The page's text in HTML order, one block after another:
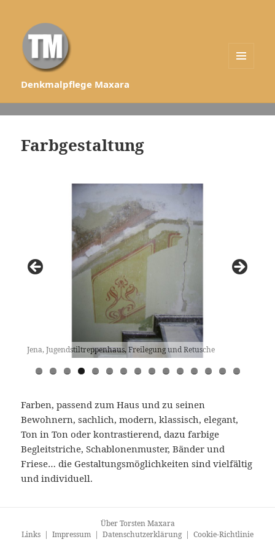
Denkmalpflege Maxara
Farbgestaltung
Jena, Jugendstiltreppenhaus, Freilegung und Retusche
Farben, passend zum Haus und zu seinen
Bewohnern, sachlich, modern, klassisch, elegant,
Ton in Ton oder kontrastierend, dazu farbige
Begleitstriche, Schablonenmuster, Bänder und
Friese… die Gestaltungsmöglichkeiten sind vielfältig
und individuell.
Über Torsten Maxara
Links | Impressum | Datenschutzerklärung| Cookie-Richtlinie